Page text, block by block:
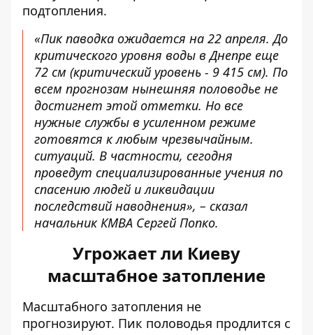
подтопления.
«Пик паводка ожидается на 22 апреля. До
критического уровня воды в Днепре еще
72 см (критический уровень - 9 415 см). По
всем прогнозам нынешняя половодье не
достигнет этой отметки. Но все
нужные службы в усиленном режиме
готовятся к любым чрезвычайным.
ситуаций. В частности, сегодня
проведут специализированные учения по
спасению людей и ликвидации
последствий наводнения», – сказал
начальник КМВА Сергей Попко.
Угрожает ли Киеву
масштабное затопление
Масштабного затопления не
прогнозируют. Пик половодья продлится с